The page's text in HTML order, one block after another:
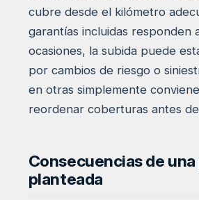
cubre desde el kilómetro
garantías incluidas responden
ocasiones, la subida puede
por cambios de riesgo o
en otras simplemente
reordenar coberturas antes
Consecuencias de una
planteada